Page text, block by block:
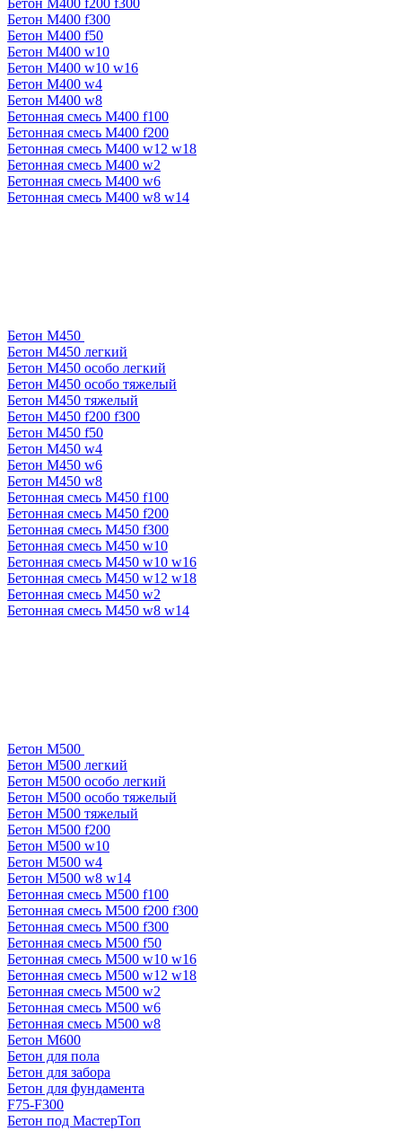
Бетон М400 f200 f300
Бетон М400 f300
Бетон М400 f50
Бетон М400 w10
Бетон М400 w10 w16
Бетон М400 w4
Бетон М400 w8
Бетонная смесь М400 f100
Бетонная смесь М400 f200
Бетонная смесь М400 w12 w18
Бетонная смесь М400 w2
Бетонная смесь М400 w6
Бетонная смесь М400 w8 w14
Бетон М450
Бетон М450 легкий
Бетон М450 особо легкий
Бетон М450 особо тяжелый
Бетон М450 тяжелый
Бетон М450 f200 f300
Бетон М450 f50
Бетон М450 w4
Бетон М450 w6
Бетон М450 w8
Бетонная смесь М450 f100
Бетонная смесь М450 f200
Бетонная смесь М450 f300
Бетонная смесь М450 w10
Бетонная смесь М450 w10 w16
Бетонная смесь М450 w12 w18
Бетонная смесь М450 w2
Бетонная смесь М450 w8 w14
Бетон М500
Бетон М500 легкий
Бетон М500 особо легкий
Бетон М500 особо тяжелый
Бетон М500 тяжелый
Бетон М500 f200
Бетон М500 w10
Бетон М500 w4
Бетон М500 w8 w14
Бетонная смесь М500 f100
Бетонная смесь М500 f200 f300
Бетонная смесь М500 f300
Бетонная смесь М500 f50
Бетонная смесь М500 w10 w16
Бетонная смесь М500 w12 w18
Бетонная смесь М500 w2
Бетонная смесь М500 w6
Бетонная смесь М500 w8
Бетон М600
Бетон для пола
Бетон для забора
Бетон для фундамента
F75-F300
Бетон под МастерТоп